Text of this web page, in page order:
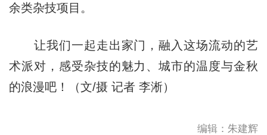
余类杂技项目。
让我们一起走出家门，融入这场流动的艺
术派对，感受杂技的魅力、城市的温度与金秋
的浪漫吧！（文/摄 记者 李淅）
编辑：朱建辉